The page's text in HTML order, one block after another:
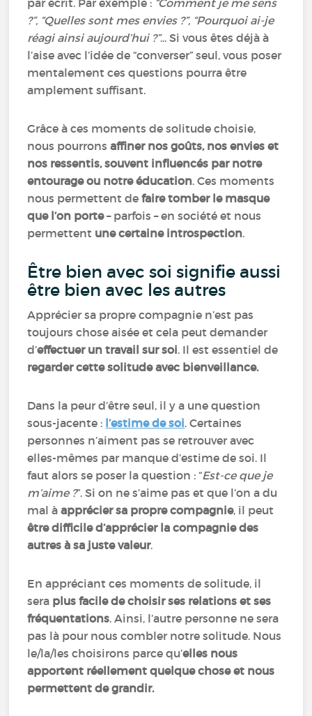
par écrit. Par exemple : “Comment je me sens
?”, “Quelles sont mes envies ?”, “Pourquoi ai-je
réagi ainsi aujourd’hui ?”... Si vous êtes déjà à
l’aise avec l’idée de “converser” seul, vous poser
mentalement ces questions pourra être
amplement suffisant.
Grâce à ces moments de solitude choisie,
nous pourrons affiner nos goûts, nos envies et
nos ressentis, souvent influencés par notre
entourage ou notre éducation. Ces moments
nous permettent defaire tomber le masque
que l’on porte– parfois – en société et nous
permettent une certaine introspection.
Être bien avec soi signifie aussi
être bien avec les autres
Apprécier sa propre compagnie n’est pas
toujours chose aisée et cela peut demander
d’effectuer un travail sur soi. Il est essentiel de
regarder cette solitude avec bienveillance.
Dans la peur d’être seul, il y a une question
sous-jacente : l’estime de soi.Certaines
personnes n’aiment pas se retrouver avec
elles-mêmes par manque d’estime de soi. Il
faut alors se poser la question : “Est-ce que je
m’aime ?”. Si on ne s’aime pas et que l’on a du
mal à apprécier sa propre compagnie, il peut
être difficile d’apprécier la compagnie des
autres à sa juste valeur.
En appréciant ces moments de solitude, il
sera plus facile de choisir ses relations et ses
fréquentations. Ainsi, l’autre personne ne sera
pas là pour nous combler notre solitude. Nous
le/la/les choisirons parce qu’elles nous
apportent réellement quelque chose et nous
permettent de grandir.